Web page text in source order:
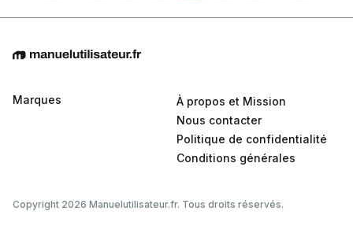
Marques
À propos et Mission
Nous contacter
Politique de confidentialité
Conditions générales
Copyright 2026 Manuelutilisateur.fr. Tous droits réservés.